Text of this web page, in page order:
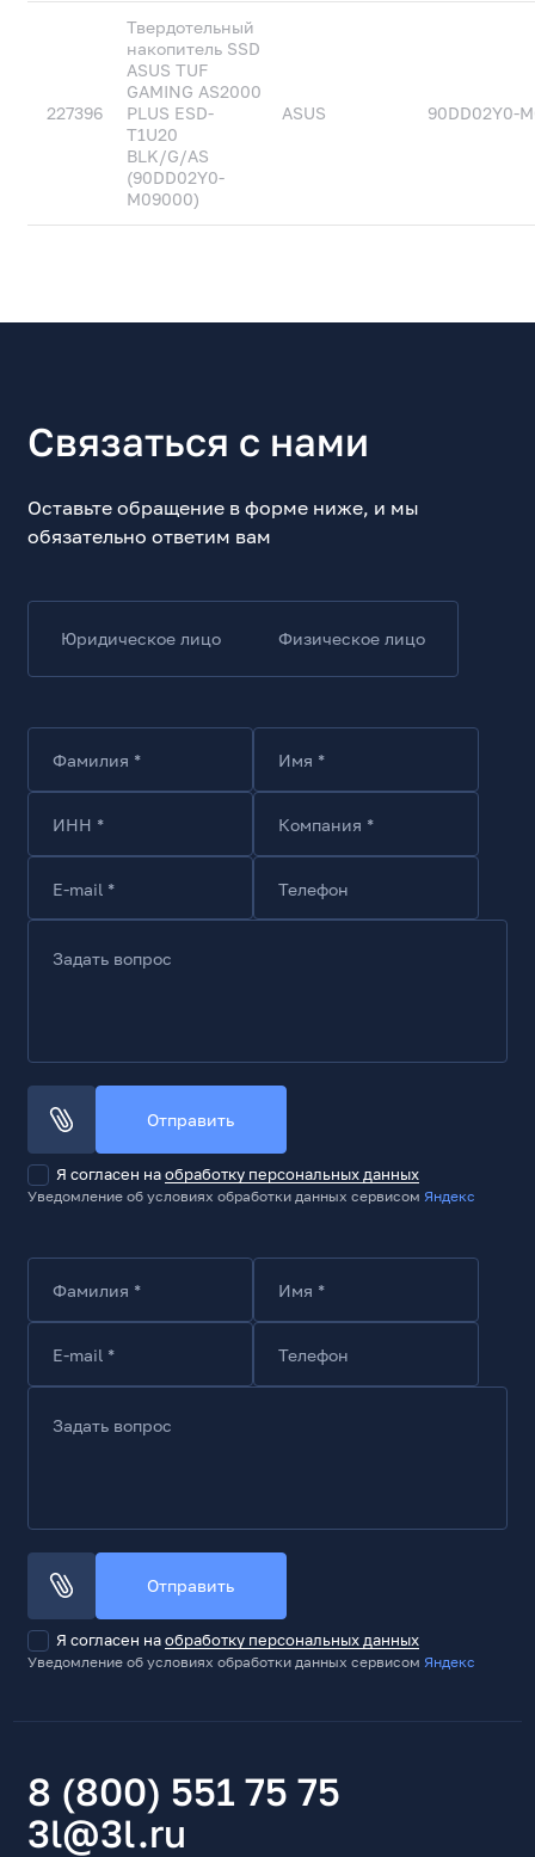
227396
Твердотельный
накопитель SSD
ASUS TUF
GAMING AS2000
PLUS ESD-
T1U20
BLK/G/AS
(90DD02Y0-
M09000)
ASUS 90DD02Y0-
Связаться с нами
Оставьте обращение в форме ниже, и мы
обязательно ответим вам
Юридическое лицо Физическое лицо
Фамилия * Имя *
ИНН * Компания *
E-mail * Телефон
Задать вопрос
Отправить
Я согласен наобработку персональных данных
Уведомление об условиях обработки данных сервисомЯндекс
Фамилия * Имя *
E-mail * Телефон
Задать вопрос
Отправить
Я согласен наобработку персональных данных
Уведомление об условиях обработки данных сервисомЯндекс
8 (800) 551 75 75
3l@3l.ru